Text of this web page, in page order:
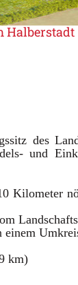
Halberstadt
des
und
Kilometer
km)